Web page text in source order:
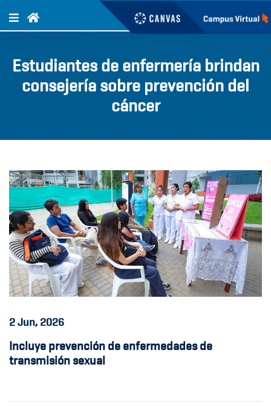
Estudiantes de enfermería brindan
consejería sobre prevención del
cáncer
2Jun, 2026
Incluye prevención de enfermedades de
transmisión sexual